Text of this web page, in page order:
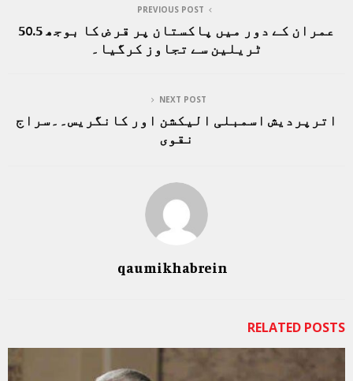
PREVIOUS POST
عمران کے دور میں پاکستان پر قر ض کا بوجھ 50.5
ٹریلین سے تجاوز کرگیا۔
NEXT POST
اترپردیش اسمبلی الیکشن اور کانگریس۔۔سراج
نقوی
qaumikhabrein
RELATED POSTS